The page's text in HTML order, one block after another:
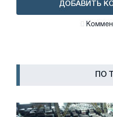
ДОБАВИТЬ
ПО